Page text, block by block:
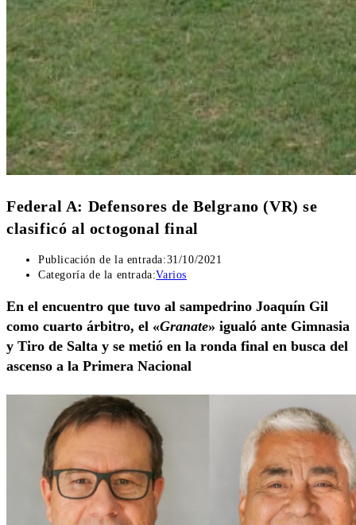
Federal A: Defensores de Belgrano (VR) se
clasificó al octogonal final
Publicación de la entrada:31/10/2021
Categoría de la entrada:Varios
En el encuentro que tuvo al sampedrino Joaquín Gil
como cuarto árbitro, el «Granate» igualó ante Gimnasia
y Tiro de Salta y se metió en la ronda final en busca del
ascenso a la Primera Nacional